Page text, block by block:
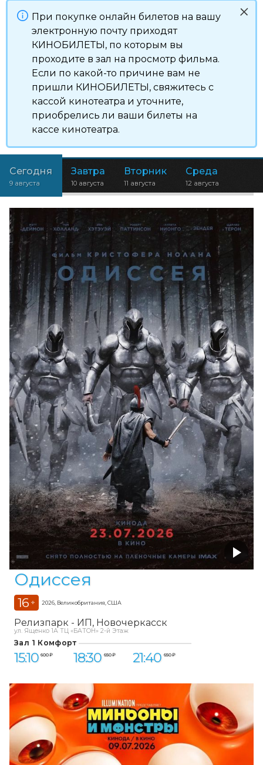
При покупке онлайн билетов на вашу
электронную почту приходят
КИНОБИЛЕТЫ, по которым вы
проходите в зал на просмотр фильма.
Если по какой-то причине вам не
пришли КИНОБИЛЕТЫ, свяжитесь с
кассой кинотеатра и уточните,
приобрелись ли ваши билеты на
кассе кинотеатра.
Сегодня
9 августа
Завтра
10 августа
Вторник
11 августа
Среда
12 августа
Одиссея
16 + 2026, Великобритания, США
Релизпарк - ИП Новочеркасск
ул. Ященко 1А ТЦ «БАТОН» 2-й Этаж
Зал 1 Комфорт
15:10 600 ₽ 18:30 650 ₽ 21:40 650 ₽